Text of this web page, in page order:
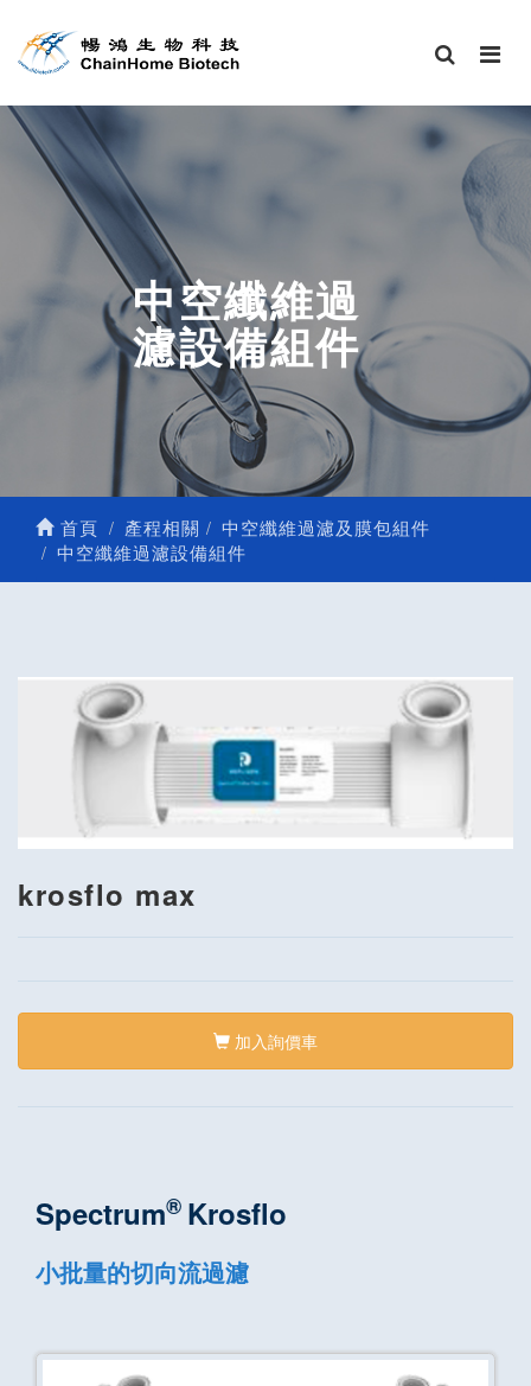
中空纖維過
濾設備組件
首頁 產程相關
中空纖維過濾及膜包組件
中空纖維過濾設備組件
krosflo max
加入詢價車
Spectrum® Krosflo
小批量的切向流過濾